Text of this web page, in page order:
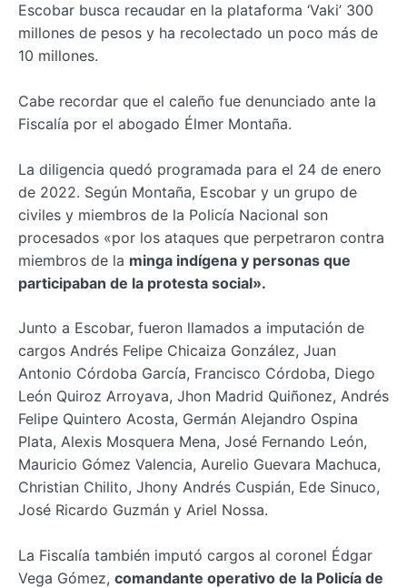
Escobar busca recaudar en la plataforma ‘Vaki’ 300
millones de pesos y ha recolectado un poco más de
10 millones.
Cabe recordar que el caleño fue denunciado ante la
Fiscalía por el abogado Élmer Montaña.
La diligencia quedó programada para el 24 de enero
de 2022. Según Montaña, Escobar y un grupo de
civiles y miembros de la Policía Nacional son
procesados «por los ataques que perpetraron contra
miembros de la minga indígena y personas que
participaban de la protesta social».
Junto a Escobar, fueron llamados a imputación de
cargos Andrés Felipe Chicaiza González, Juan
Antonio Córdoba García, Francisco Córdoba, Diego
León Quiroz Arroyava, Jhon Madrid Quiñonez, Andrés
Felipe Quintero Acosta, Germán Alejandro Ospina
Plata, Alexis Mosquera Mena, José Fernando León,
Mauricio Gómez Valencia, Aurelio Guevara Machuca,
Christian Chilito, Jhony Andrés Cuspián, Ede Sinuco,
José Ricardo Guzmán y Ariel Nossa.
La Fiscalía también imputó cargos al coronel Édgar
Vega Gómez, comandante operativo de la Policía de